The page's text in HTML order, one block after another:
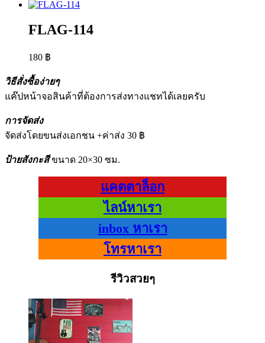
FLAG-114
180 ฿
วิธีสั่งซื้อง่ายๆ
แค๊ปหน้าจอสินค้าที่ต้องการส่งทางแชทได้เลยครับ
การจัดส่ง
จัดส่งโดยขนส่งเอกชน +ค่าส่ง 30 ฿
ป้ายสังกะสีขนาด 20×30 ซม.
แคตตาล็อก
ไลน์หาเรา
inbox หาเรา
โทรหาเรา
รีวิวสวยๆ